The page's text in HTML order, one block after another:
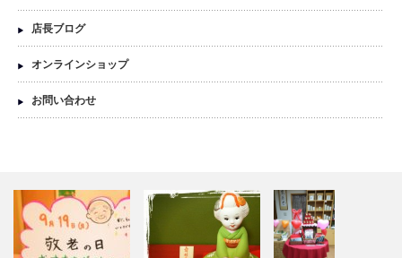
店長ブログ
オンラインショップ
お問い合わせ